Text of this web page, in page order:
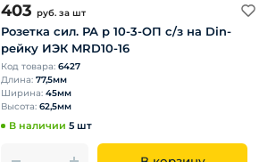
403 руб. за шт
Розетка сил. РА р 10-3-ОП с/з на Din-
рейку ИЭК MRD10-16
Код товара: 6427
Длина: 77,5мм
Ширина: 45мм
Высота: 62,5мм
В наличии 5 шт